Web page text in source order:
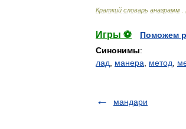
Краткий словарь анаграмм
Игры ⚽
Поможем
Синонимы:
лад
манера метод
мандари